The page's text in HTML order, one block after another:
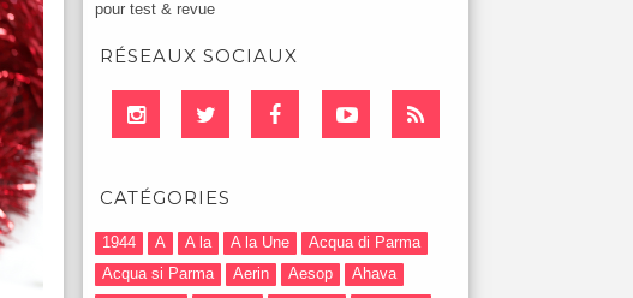
pour test & revue
RÉSEAUX SOCIAUX
CATÉGORIES
1944 A A la A la Une
Acqua di Parma
Acqua si Parma
Aerin Aesop
Ahava